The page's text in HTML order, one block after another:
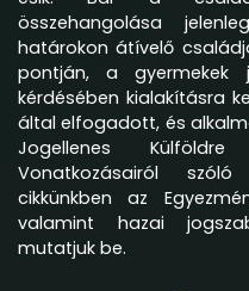
összehangolása
határokon átívelő
pontján, a gyermekek
kérdésében kialakításra
által elfogadott, és
Jogellenes
Vonatkozásairól
cikkünkben az
valamint hazai
mutatjuk be.